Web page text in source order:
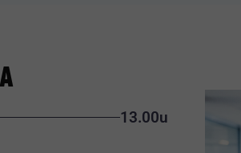
13.00u